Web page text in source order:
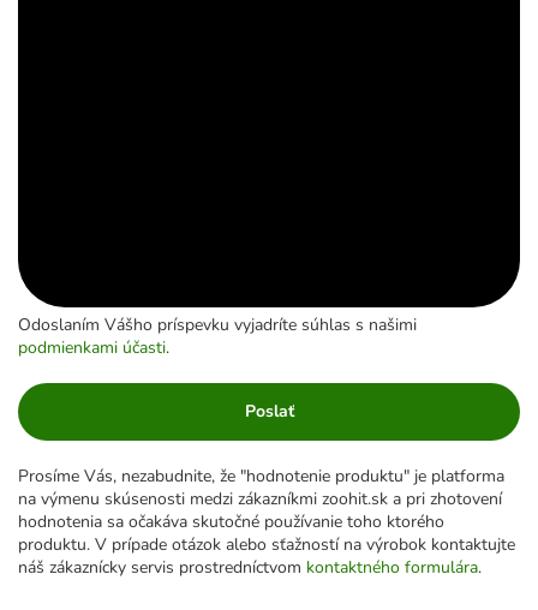
Odoslaním Vášho príspevku vyjadríte súhlas s našimi
podmienkami účasti.
Poslať
Prosíme Vás, nezabudnite, že "hodnotenie produktu" je platforma
na výmenu skúsenosti medzi zákazníkmi zoohit.sk a pri zhotovení
hodnotenia sa očakáva skutočné používanie toho ktorého
produktu. V prípade otázok alebo sťažností na výrobok kontaktujte
náš zákaznícky servis prostredníctvom kontaktného formulára.